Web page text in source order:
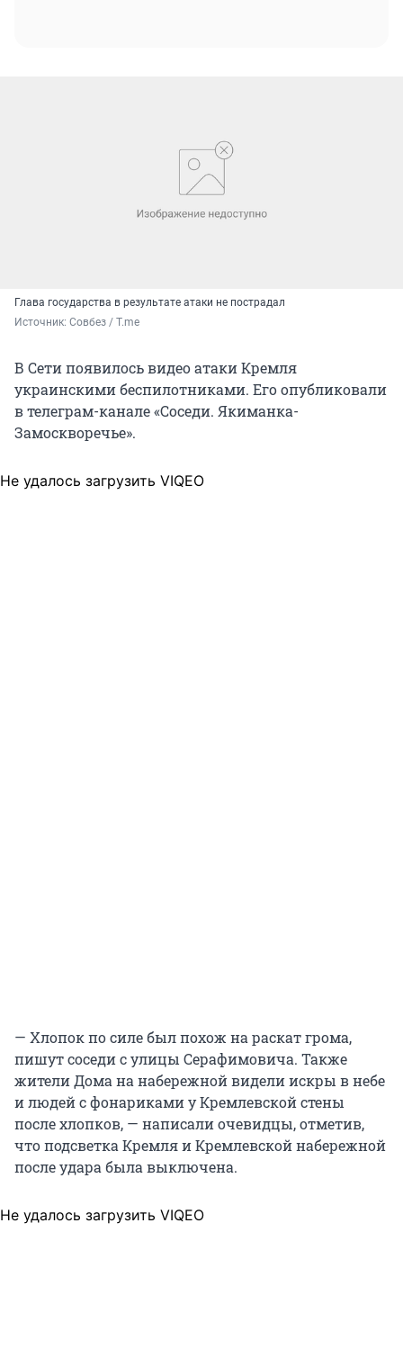
Глава государства в результате атаки не пострадал
Источник: Совбез / T.me
В Сети появилось видео атаки Кремля
украинскими беспилотниками. Его опубликовали
в телеграм-канале «Соседи. Якиманка-
Замоскворечье».
Не удалось загрузить VIQEO
— Хлопок по силе был похож на раскат грома,
пишут соседи с улицы Серафимовича. Также
жители Дома на набережной видели искры в небе
и людей с фонариками у Кремлевской стены
после хлопков, — написали очевидцы, отметив,
что подсветка Кремля и Кремлевской набережной
после удара была выключена.
Не удалось загрузить VIQEO